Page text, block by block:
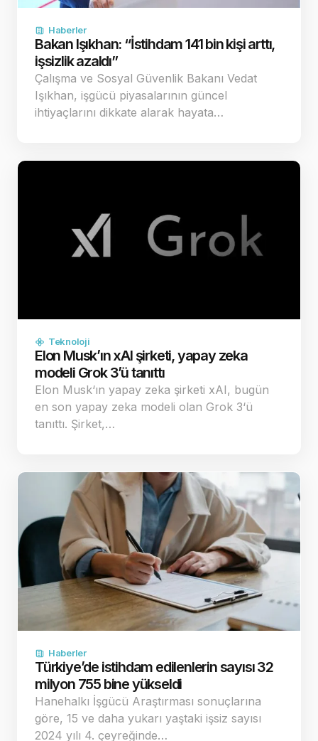
Haberler
Bakan Işıkhan: “İstihdam 141 bin kişi arttı,
işsizlik azaldı”
Çalışma ve Sosyal Güvenlik Bakanı Vedat
Işıkhan, işgücü piyasalarının güncel
ihtiyaçlarını dikkate alarak hayata…
Teknoloji
Elon Musk’ın xAI şirketi, yapay zeka
modeli Grok 3’ü tanıttı
Elon Musk‘ın yapay zeka şirketi xAI, bugün
en son yapay zeka modeli olan Grok 3‘ü
tanıttı. Şirket,…
Haberler
Türkiye’de istihdam edilenlerin sayısı 32
milyon 755 bine yükseldi
Hanehalkı İşgücü Araştırması sonuçlarına
göre, 15 ve daha yukarı yaştaki işsiz sayısı
2024 yılı 4. çeyreğinde…